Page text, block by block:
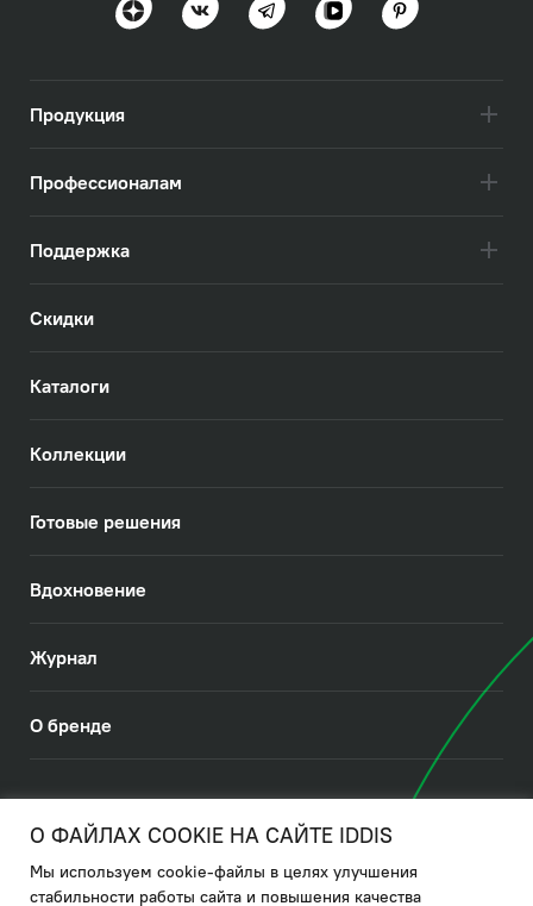
Продукция
Профессионалам
Поддержка
Скидки
Каталоги
Коллекции
Готовые решения
Вдохновение
Журнал
О бренде
Политика в отношении использования файлов cookies
О ФАЙЛАХ COOKIE НА САЙТЕ IDDIS
Мы используем cookie-файлы в целях улучшения
стабильности работы сайта и повышения качества